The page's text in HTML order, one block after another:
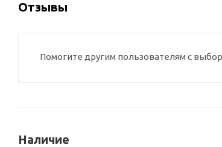
Отзывы
Помогите другим пользователям с
Наличие